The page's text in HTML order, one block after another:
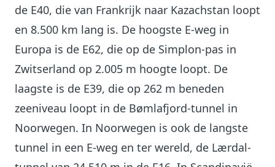
de E40, die van Frankrijk naar Kazachstan loopt
en 8.500 km lang is. De hoogste E-weg in
Europa is de E62, die op de Simplon-pas in
Zwitserland op 2.005 m hoogte loopt. De
laagste is de E39, die op 262 m beneden
zeeniveau loopt in de Bømlafjord-tunnel in
Noorwegen. In Noorwegen is ook de langste
tunnel in een E-weg en ter wereld, de Lærdal-